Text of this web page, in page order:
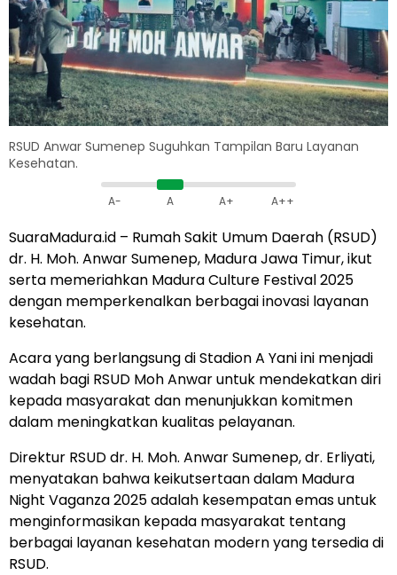
RSUD Anwar Sumenep Suguhkan Tampilan Baru Layanan
Kesehatan.
A- A A+ A++
SuaraMadura.id – Rumah Sakit Umum Daerah (RSUD)
dr. H. Moh. Anwar Sumenep, Madura Jawa Timur, ikut
serta memeriahkan Madura Culture Festival 2025
dengan memperkenalkan berbagai inovasi layanan
kesehatan.
Acara yang berlangsung di Stadion A Yani ini menjadi
wadah bagi RSUD Moh Anwar untuk mendekatkan diri
kepada masyarakat dan menunjukkan komitmen
dalam meningkatkan kualitas pelayanan.
Direktur RSUD dr. H. Moh. Anwar Sumenep, dr. Erliyati,
menyatakan bahwa keikutsertaan dalam Madura
Night Vaganza 2025 adalah kesempatan emas untuk
menginformasikan kepada masyarakat tentang
berbagai layanan kesehatan modern yang tersedia di
RSUD.